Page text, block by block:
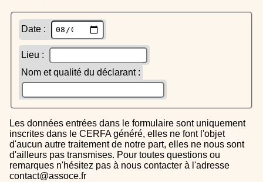
Date :
Lieu :
Nom et qualité du déclarant :
Les données entrées dans le formulaire sont uniquement
inscrites dans le CERFA généré, elles ne font l'objet
d'aucun autre traitement de notre part, elles ne nous sont
d'ailleurs pas transmises. Pour toutes questions ou
remarques n'hésitez pas à nous contacter à l'adresse
contact@assoce.fr